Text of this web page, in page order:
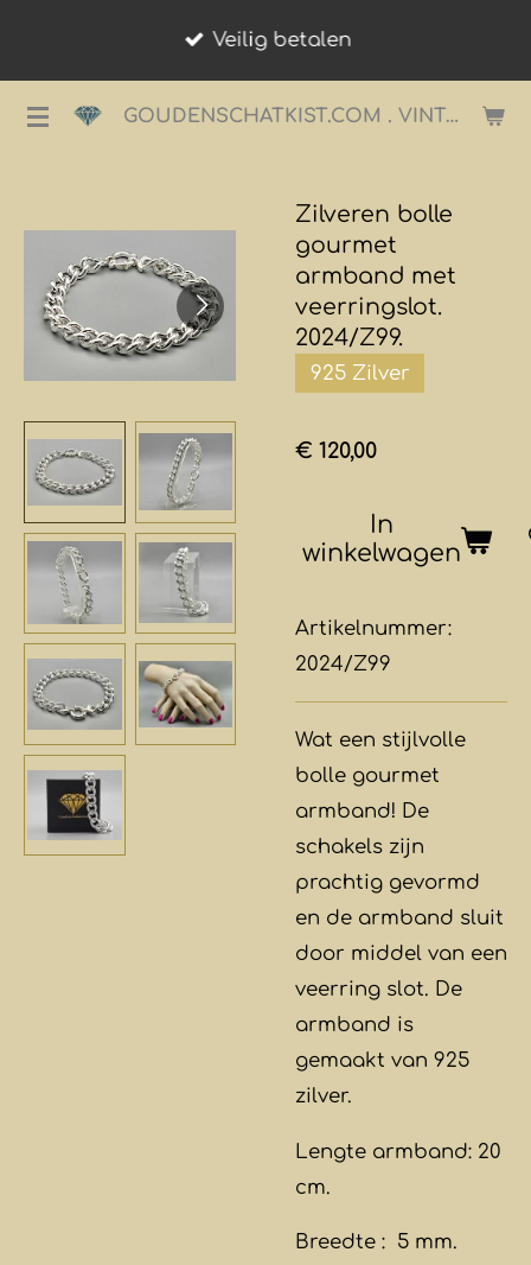
de
GOUDENSCHATKIST.COM . VINTAGE JUWELIER.
Veilig betalen
Zilveren bolle
gourmet
armband met
veerringslot.
2024/Z99.
925 Zilver
€ 120,00
In
winkelwagen
Artikelnummer:
2024/Z99
Wat een stijlvolle
bolle gourmet
armband! De
schakels zijn
prachtig gevormd
en de armband sluit
door middel van een
veerring slot. De
armband is
gemaakt van 925
zilver.
Lengte armband: 20
cm.
Breedte : 5 mm.